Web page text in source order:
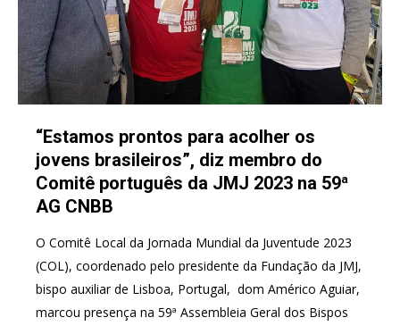
“Estamos prontos para acolher os
jovens brasileiros”, diz membro do
Comitê português da JMJ 2023 na 59ª
AG CNBB
O Comitê Local da Jornada Mundial da Juventude 2023
(COL), coordenado pelo presidente da Fundação da JMJ,
bispo auxiliar de Lisboa, Portugal, dom Américo Aguiar,
marcou presença na 59ª Assembleia Geral dos Bispos